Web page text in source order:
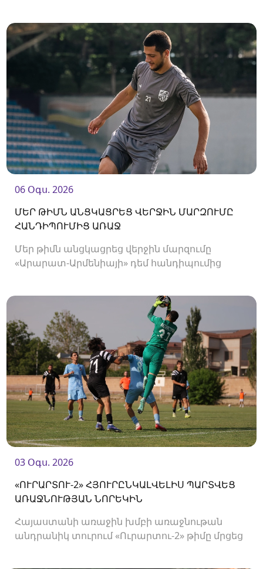
06 Օգս. 2026
ՄԵՐ ԹԻՄՆ ԱՆՑԿԱՑՐԵՑ ՎԵՐՋԻՆ ՄԱՐԶՈՒՄԸ
ՀԱՆԴԻՊՈՒՄԻՑ ԱՌԱՋ
Մեր թիմն անցկացրեց վերջին մարզումը
«Արարատ-Արմենիայի» դեմ հանդիպումից
03 Օգս. 2026
«ՈՒՐԱՐՏՈՒ-2» ՀՅՈՒՐԸՆԿԱԼՎԵԼԻՍ ՊԱՐՏՎԵՑ
ԱՌԱՋՆՈՒԹՅԱՆ ՆՈՐԵԿԻՆ
Հայաստանի առաջին խմբի առաջնութան
անդրանիկ տուրում «Ուրարտու-2» թիմը մրցեց